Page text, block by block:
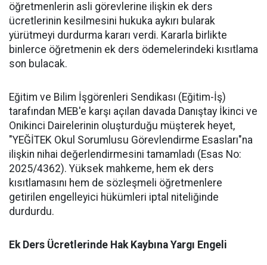
öğretmenlerin asli görevlerine ilişkin ek ders
ücretlerinin kesilmesini hukuka aykırı bularak
yürütmeyi durdurma kararı verdi. Kararla birlikte
binlerce öğretmenin ek ders ödemelerindeki kısıtlama
son bulacak.
​Eğitim ve Bilim İşgörenleri Sendikası (Eğitim-İş)
tarafından MEB'e karşı açılan davada Danıştay İkinci ve
Onikinci Dairelerinin oluşturduğu müşterek heyet,
"YEĞİTEK Okul Sorumlusu Görevlendirme Esasları"na
ilişkin nihai değerlendirmesini tamamladı (Esas No:
2025/4362). Yüksek mahkeme, hem ek ders
kısıtlamasını hem de sözleşmeli öğretmenlere
getirilen engelleyici hükümleri iptal niteliğinde
durdurdu.
​Ek Ders Ücretlerinde Hak Kaybına Yargı Engeli